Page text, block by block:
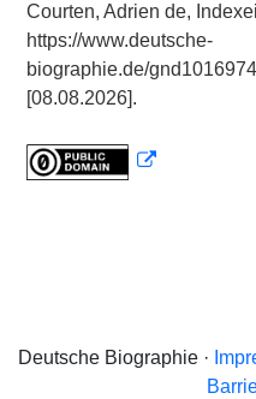
Courten, Adrien de,
https://www.deutsche-
biographie.de/
[08.08.2026].
Deutsche Biographie ·